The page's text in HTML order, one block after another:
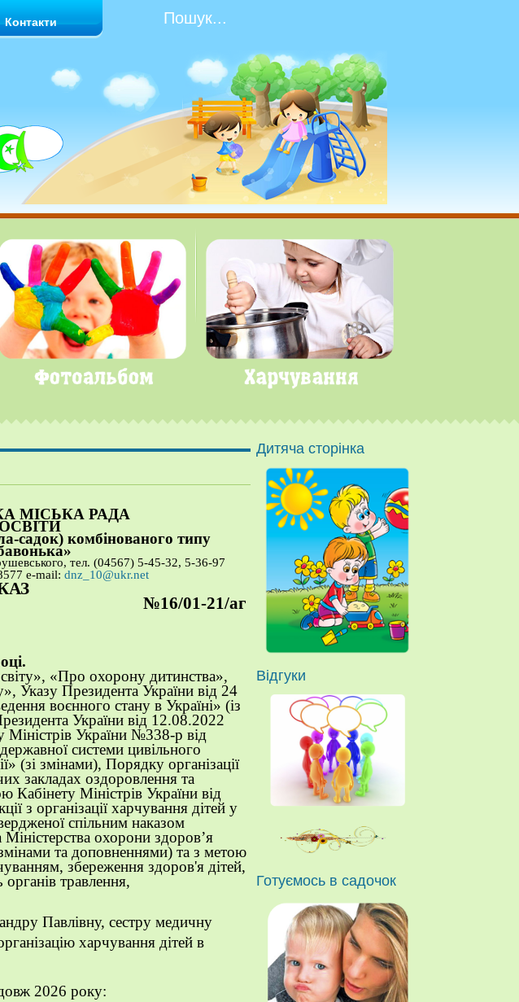
Контакти
МІСЬКА РАДА
садок) комбінованого типу
тел. (04567) 5-45-32, 5-36-97
577 e-mail: dnz_10@ukr.net
№16/01-21/аг
«Про охорону дитинства»,
Указу Президента України від 24
воєнного стану в Україні» (із
України від 12.08.2022
України №338-р від
системи цивільного
(зі змінами), Порядку організації
закладах оздоровлення та
Кабінету Міністрів України від
з організації харчування дітей у
спільним наказом
Міністерства охорони здоров’я
та доповненнями) та з метою
збереження здоров'я дітей,
травлення,
Павлівну, сестру медичну
харчування дітей в
ж 2026 року:
Дитяча сторінка
Відгуки
Готуємось в садочок